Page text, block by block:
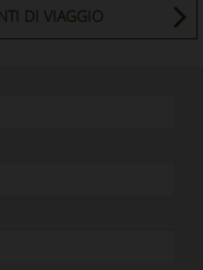
DI VIAGGIO